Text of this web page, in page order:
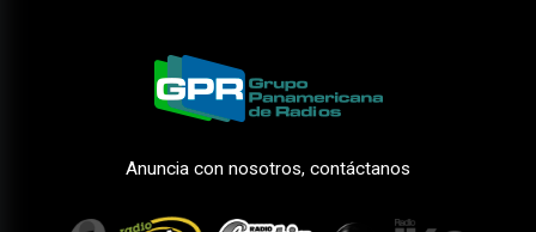
Anuncia con nosotros, contáctanos